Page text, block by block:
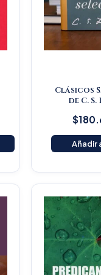
Clásicos
de C. S.
$
Añadir